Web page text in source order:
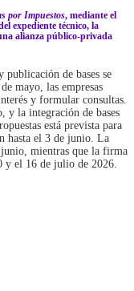
por Impuestos, mediante el
expediente técnico, la
alianza público-privada
de bases se
mayo, las empresas
y formular consultas.
y la integración de bases
está prevista para
hasta el 3 de junio. La
mientras que la firma
y el 16 de julio de 2026.